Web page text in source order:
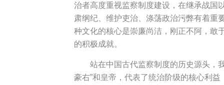
治者高度重视监察制度建设，在继承战国
肃纲纪、维护吏治、涤荡政治污弊有着重
种文化的核心是崇廉尚洁，刚正不阿，敢
的积极成就。
站在中国古代监察制度的历史源头，
豪右”和皇帝，代表了统治阶级的核心利